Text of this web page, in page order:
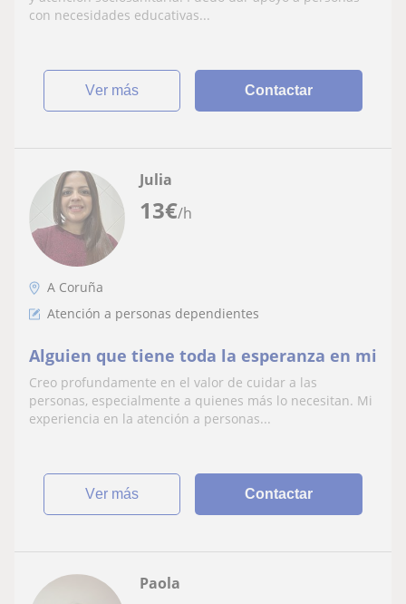
con necesidades educativas...
ver más Contactar
13€/h
Julia
A Coruña
Atención a personas dependientes
Alguien que tiene toda la esperanza en mi
Creo profundamente en el valor de cuidar a las
personas, especialmente a quienes más lo necesitan. Mi
experiencia en la atención a personas...
ver más Contactar
Paola